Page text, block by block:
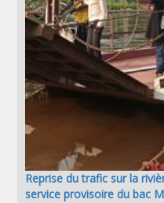
Reprise du trafic sur la
service provisoire du bac